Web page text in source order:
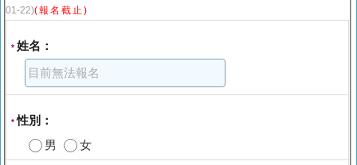
01-22)(報名截止)
* 姓名：
*性別：
男
女